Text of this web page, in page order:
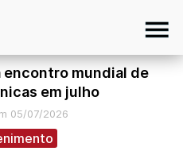
encontro mundial de
em julho
05/07/2026